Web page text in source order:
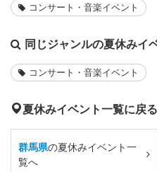
コンサート・音楽イベント
同じジャンルの夏休みイ
コンサート・音楽イベント
夏休みイベント一覧に戻る
群馬県の夏休みイベント一
覧へ